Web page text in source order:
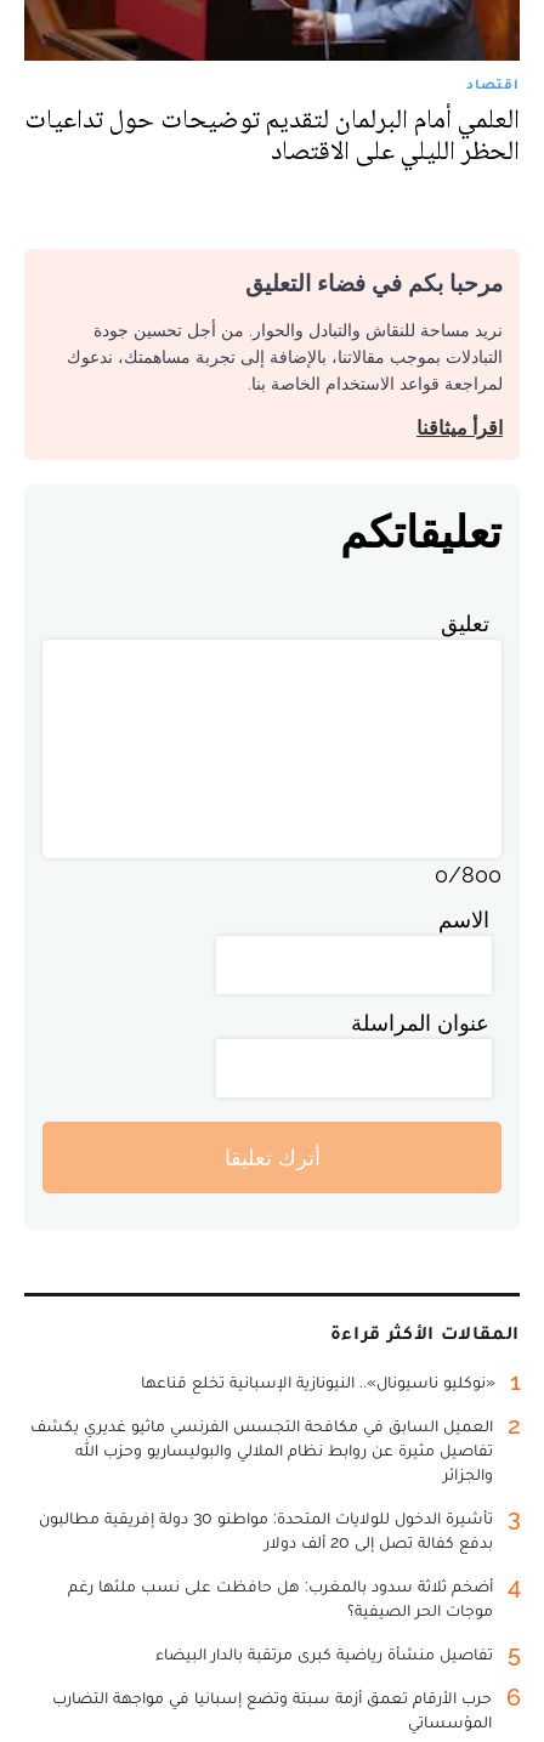
اقتصاد
العلمي أمام البرلمان لتقديم توضيحات حول تداعيات
الحظر الليلي على الاقتصاد
مرحبا بكم في فضاء التعليق
نريد مساحة للنقاش والتبادل والحوار. من أجل تحسين جودة
التبادلات بموجب مقالاتنا، بالإضافة إلى تجربة مساهمتك، ندعوك
لمراجعة قواعد الاستخدام الخاصة بنا.
اقرأ ميثاقنا
تعليقاتكم
تعليق
0/800
الاسم
عنوان المراسلة
أترك تعليقا
المقالات الأكثر قراءة
1 «نوكليو ناسيونال».. النيونازية الإسبانية تخلع قناعها
2
العميل السابق في مكافحة التجسس الفرنسي ماثيو غديري يكشف
تفاصيل مثيرة عن روابط نظام الملالي والبوليساريو وحزب الله
والجزائر
3
تأشيرة الدخول للولايات المتحدة: مواطنو 30 دولة إفريقية مطالبون
بدفع كفالة تصل إلى 20 ألف دولار
4
أضخم ثلاثة سدود بالمغرب: هل حافظت على نسب ملئها رغم
موجات الحر الصيفية؟
5 تفاصيل منشأة رياضية كبرى مرتقبة بالدار البيضاء
6
حرب الأرقام تعمق أزمة سبتة وتضع إسبانيا في مواجهة التضارب
المؤسساتي